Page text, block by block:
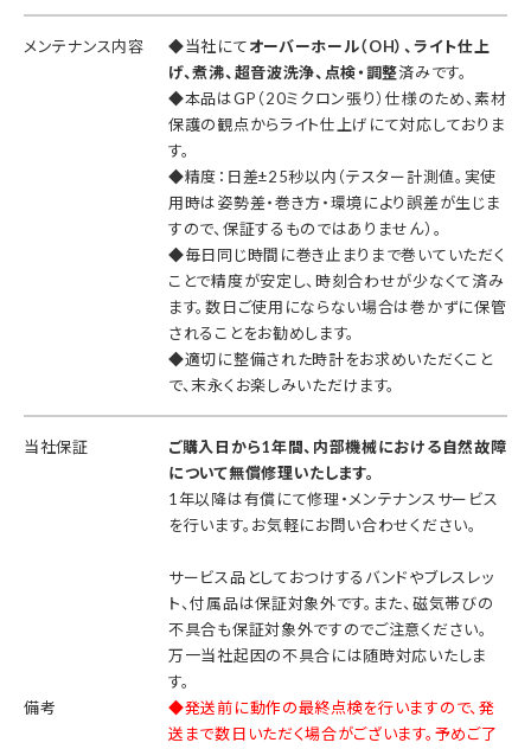
メンテナンス内容 ◆当社にてオーバーホール（OH）、ライト仕上
げ、煮沸、超音波洗浄、点検・調整済みです。
◆本品はGP（20ミクロン張り）仕様のため、素材
保護の観点からライト仕上げにて対応しておりま
す。
◆精度：日差±25秒以内（テスター計測値。実使
用時は姿勢差・巻き方・環境により誤差が生じま
すので、保証するものではありません）。
◆毎日同じ時間に巻き止まりまで巻いていただく
ことで精度が安定し、時刻合わせが少なくて済み
ます。数日ご使用にならない場合は巻かずに保管
されることをお勧めします。
◆適切に整備された時計をお求めいただくこと
で、末永くお楽しみいただけます。
当社保証
ご購入日から1年間、内部機械における自然故障
について無償修理いたします。
1年以降は有償にて修理・メンテナンスサービス
を行います。お気軽にお問い合わせください。
サービス品としておつけするバンドやブレスレッ
ト、付属品は保証対象外です。また、磁気帯びの
不具合も保証対象外ですのでご注意ください。
万一当社起因の不具合には随時対応いたしま
す。
備考
◆発送前に動作の最終点検を行いますので、発
送まで数日いただく場合がございます。予めご了